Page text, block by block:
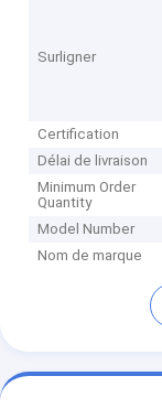
Surligner
Certification
Délai de livraison
Minimum Order
Quantity
Model Number
Nom de marque